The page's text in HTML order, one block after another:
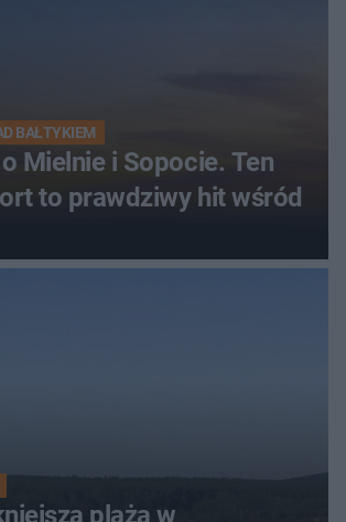
BAŁTYKIEM
Mielnie i Sopocie. Ten
to prawdziwy hit wśród
plaża w